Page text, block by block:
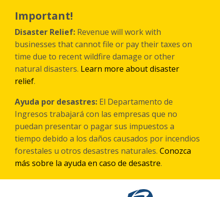
основному
содержанию
Important!
Disaster Relief: Revenue will work with
businesses that cannot file or pay their taxes on
time due to recent wildfire damage or other
natural disasters. Learn more about disaster
relief.
Ayuda por desastres: El Departamento de
Ingresos trabajará con las empresas que no
puedan presentar o pagar sus impuestos a
tiempo debido a los daños causados por incendios
forestales u otros desastres naturales. Conozca
más sobre la ayuda en caso de desastre.